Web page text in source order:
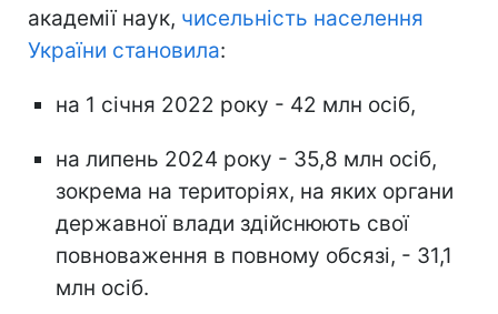
академії наук, чисельність населення
України становила:
на 1 січня 2022 року - 42 млн осіб,
на липень 2024 року - 35,8 млн осіб,
зокрема на територіях, на яких органи
державної влади здійснюють свої
повноваження в повному обсязі, - 31,1
млн осіб.